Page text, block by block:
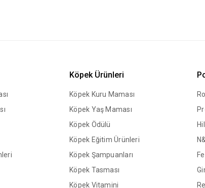
Köpek Ürünleri
Köpek Kuru Maması
Köpek Yaş Maması
Köpek Ödülü
Köpek Eğitim Ürünleri
Köpek Şampuanları
Köpek Tasması
Köpek Vitamini